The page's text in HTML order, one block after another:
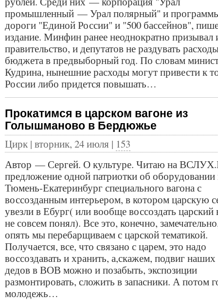
промышленный — Урал полярный" и
дороги "Единой России" и "500 бассейнов",
издание. Минфин ранее неоднократно призывал
правительство, и депутатов не раздувать
бюджета в предвыборный год. По словам
Кудрина, нынешние расходы могут привести к
России либо придется повышать…
Прокатимся в царском вагоне из
Голышманово в Бердюжье
Цирк | вторник, 24 июля | 153
Автор — Сергей. О культуре. Читаю на
предложение одной патриотки об оборудовании
Тюмень-Екатеринбург специального вагона с
воссозданным интерьером, в котором царскую
увезли в Ебург( или вообще воссоздать
не совсем понял). Все это, конечно,
опять мы перебарщиваем с царской тематикой.
Получается, все, что связано с царем, это надо
воссоздавать и хранить, а,скажем, подвиг
дедов в ВОВ можно и позабыть, экспозиции
размонтировать, сложить в запасники. А потом
молодежь…